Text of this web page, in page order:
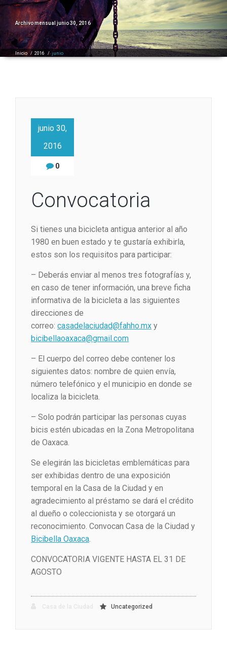
Archivo mensual junio 30, 2016
Inicio / 2016 / junio
junio 30,
2016
0
Convocatoria
Si tienes una bicicleta antigua anterior al año
1980 en buen estado y te gustaría exhibirla,
estos son los requisitos para participar:
– Deberás enviar al menos tres fotografías y,
en caso de tener información, una breve ficha
informativa de la bicicleta a las siguientes
direcciones de
correo: casadelaciudad@fahho.mx y
bicibellaoaxaca@gmail.com
– El cuerpo del correo debe contener los
siguientes datos: nombre de quien envía,
número telefónico y el municipio en donde se
localiza la bicicleta.
– Solo podrán participar las personas cuyas
bicis estén ubicadas en la Zona Metropolitana
de Oaxaca.
Se elegirán las bicicletas emblemáticas para
ser exhibidas dentro de una exposición
temporal en la Casa de la Ciudad y en
agradecimiento al préstamo se dará el crédito
al dueño o coleccionista y se otorgará un
reconocimiento. Convocan Casa de la Ciudad y
Bicibella Oaxaca.
CONVOCATORIA VIGENTE HASTA EL 31 DE
AGOSTO
Uncategorized